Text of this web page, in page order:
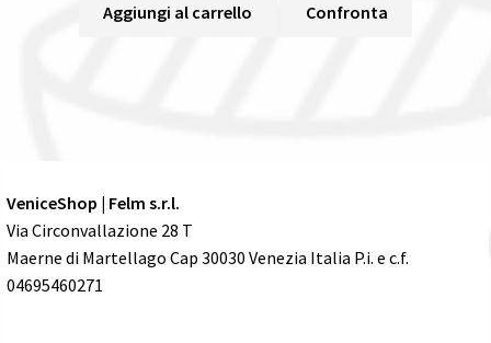
Aggiungi al carrello Confronta
VeniceShop | Felm s.r.l.
Via Circonvallazione 28 T
Maerne di Martellago Cap 30030 Venezia Italia P.i. e c.f.
04695460271